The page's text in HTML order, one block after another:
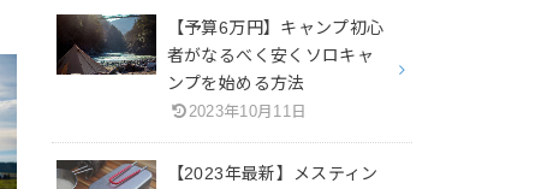
【予算6万円】キャンプ初心
者がなるべく安くソロキャ
ンプを始める方法
2023年10月11日
【2023年最新】メスティン